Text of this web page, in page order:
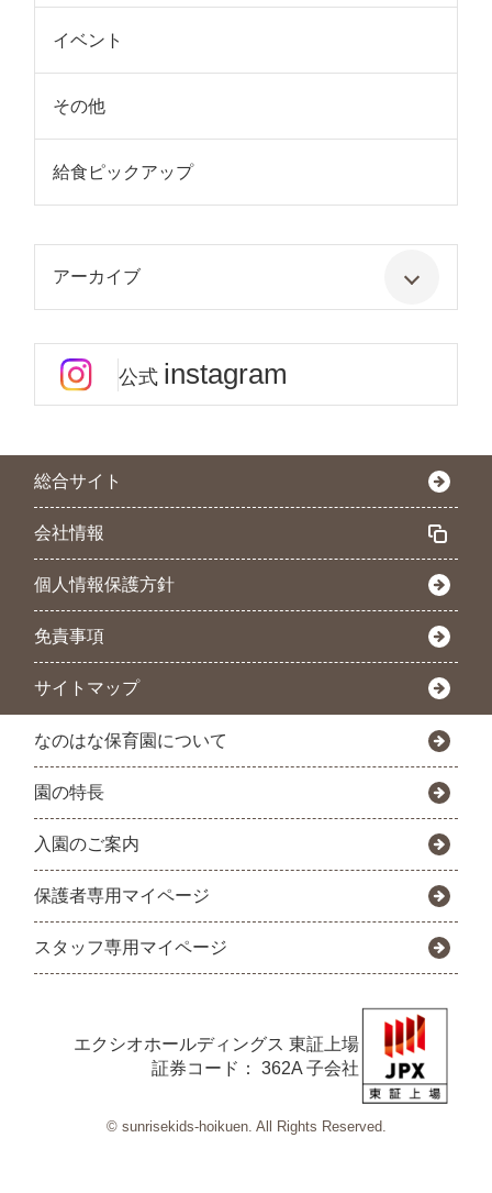
イベント
その他
給食ピックアップ
アーカイブ
公式 instagram
総合サイト
会社情報
個人情報保護方針
免責事項
サイトマップ
なのはな保育園について
園の特長
入園のご案内
保護者専用マイページ
スタッフ専用マイページ
エクシオホールディングス 東証上場
証券コード： 362A 子会社
© sunrisekids-hoikuen. All Rights Reserved.